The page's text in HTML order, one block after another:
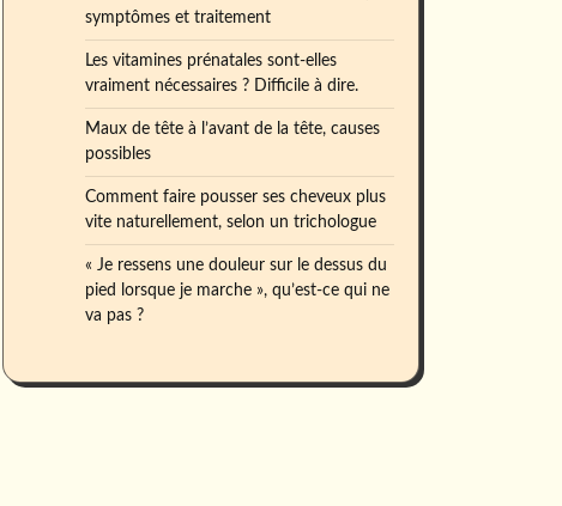
symptômes et traitement
Les vitamines prénatales sont-elles
vraiment nécessaires ? Difficile à dire.
Maux de tête à l’avant de la tête, causes
possibles
Comment faire pousser ses cheveux plus
vite naturellement, selon un trichologue
« Je ressens une douleur sur le dessus du
pied lorsque je marche », qu’est-ce qui ne
va pas ?